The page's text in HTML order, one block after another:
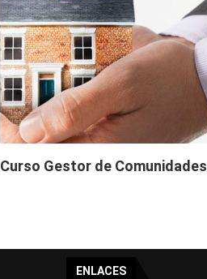
Curso Gestor de Comunidades
ENLACES